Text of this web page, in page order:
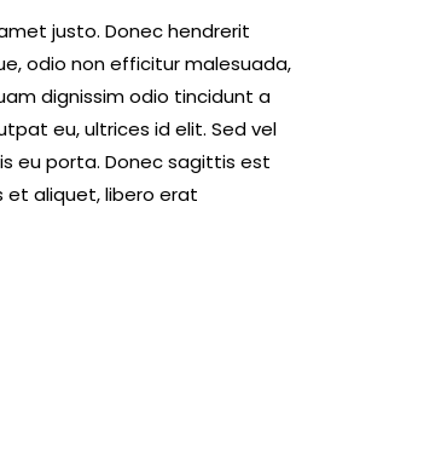
justo. Donec hendrerit
odio non efficitur malesuada,
dignissim odio tincidunt a
eu, ultrices id elit. Sed vel
eu porta. Donec sagittis est
et aliquet, libero erat